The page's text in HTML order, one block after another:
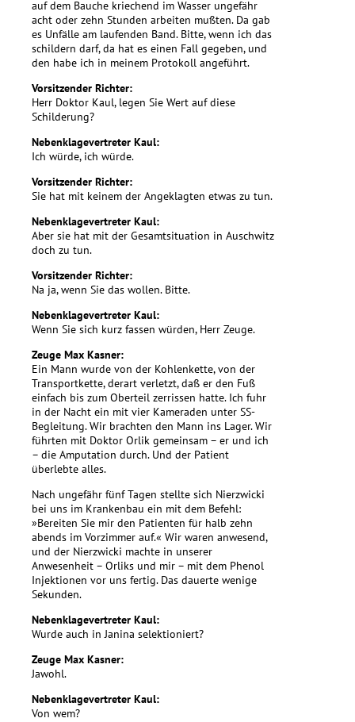
auf dem Bauche kriechend im Wasser ungefähr
acht oder zehn Stunden arbeiten mußten. Da gab
es Unfälle am laufenden Band. Bitte, wenn ich das
schildern darf, da hat es einen Fall gegeben, und
den habe ich in meinem Protokoll angeführt.
Vorsitzender Richter:
Herr Doktor Kaul, legen Sie Wert auf diese
Schilderung?
Nebenklagevertreter Kaul:
Ich würde, ich würde.
Vorsitzender Richter:
Sie hat mit keinem der Angeklagten etwas zu tun.
Nebenklagevertreter Kaul:
Aber sie hat mit der Gesamtsituation in Auschwitz
doch zu tun.
Vorsitzender Richter:
Na ja, wenn Sie das wollen. Bitte.
Nebenklagevertreter Kaul:
Wenn Sie sich kurz fassen würden, Herr Zeuge.
Zeuge Max Kasner:
Ein Mann wurde von der Kohlenkette, von der
Transportkette, derart verletzt, daß er den Fuß
einfach bis zum Oberteil zerrissen hatte. Ich fuhr
in der Nacht ein mit vier Kameraden unter SS-
Begleitung. Wir brachten den Mann ins Lager. Wir
führten mit Doktor Orlik gemeinsam – er und ich
– die Amputation durch. Und der Patient
überlebte alles.
Nach ungefähr fünf Tagen stellte sich Nierzwicki
bei uns im Krankenbau ein mit dem Befehl:
»Bereiten Sie mir den Patienten für halb zehn
abends im Vorzimmer auf.« Wir waren anwesend,
und der Nierzwicki machte in unserer
Anwesenheit – Orliks und mir – mit dem Phenol
Injektionen vor uns fertig. Das dauerte wenige
Sekunden.
Nebenklagevertreter Kaul:
Wurde auch in Janina selektioniert?
Zeuge Max Kasner:
Jawohl.
Nebenklagevertreter Kaul:
Von wem?